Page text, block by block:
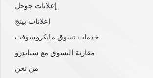
إعلانات جوجل
إعلانات بينج
خدمات تسوق مايكروسوفت
مقارنة التسوق مع سبايدرو
من نحن